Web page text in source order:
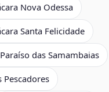
Nova Odessa
Santa Felicidade
das Samambaias
Pescadores